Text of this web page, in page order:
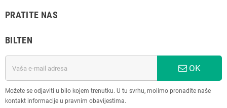
PRATITE NAS
BILTEN
OK
Možete se odjaviti u bilo kojem trenutku. U tu svrhu, molimo pronađite naše
kontakt informacije u pravnim obavijestima.